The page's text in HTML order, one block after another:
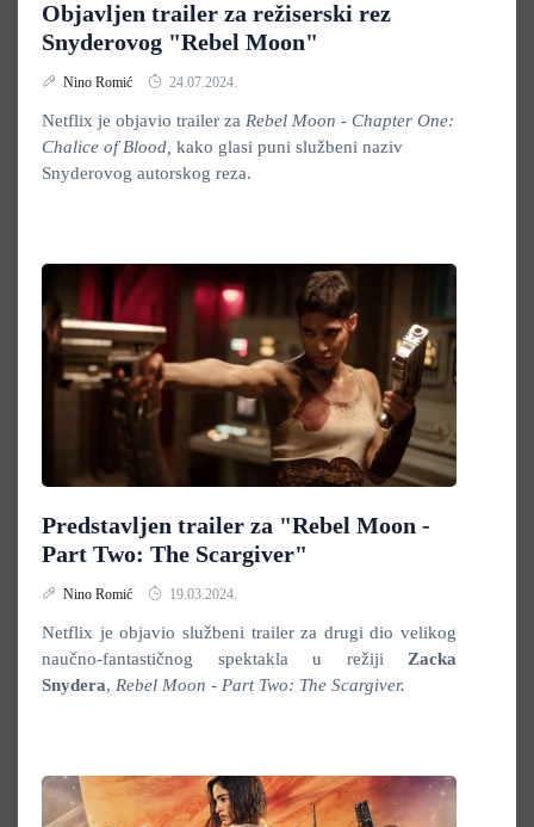
Objavljen trailer za režiserski rez
Snyderovog "Rebel Moon"
Nino Romić 24.07.2024.
Netflix je objavio trailer za Rebel Moon - Chapter One:
Chalice of Blood, kako glasi puni službeni naziv
Snyderovog autorskog reza.
Predstavljen trailer za "Rebel Moon -
Part Two: The Scargiver"
Nino Romić 19.03.2024.
Netflix je objavio službeni trailer za drugi dio velikog
naučno-fantastičnog spektakla u režiji Zacka
Snydera, Rebel Moon - Part Two: The Scargiver.